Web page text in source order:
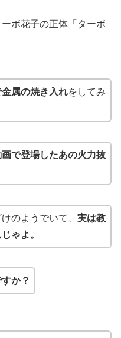
ボ花子の正体「ターボ
属の焼き入れをしてみ
画で登場したあの火力抜
のようでいて、 実は教
ゃよ。
か？